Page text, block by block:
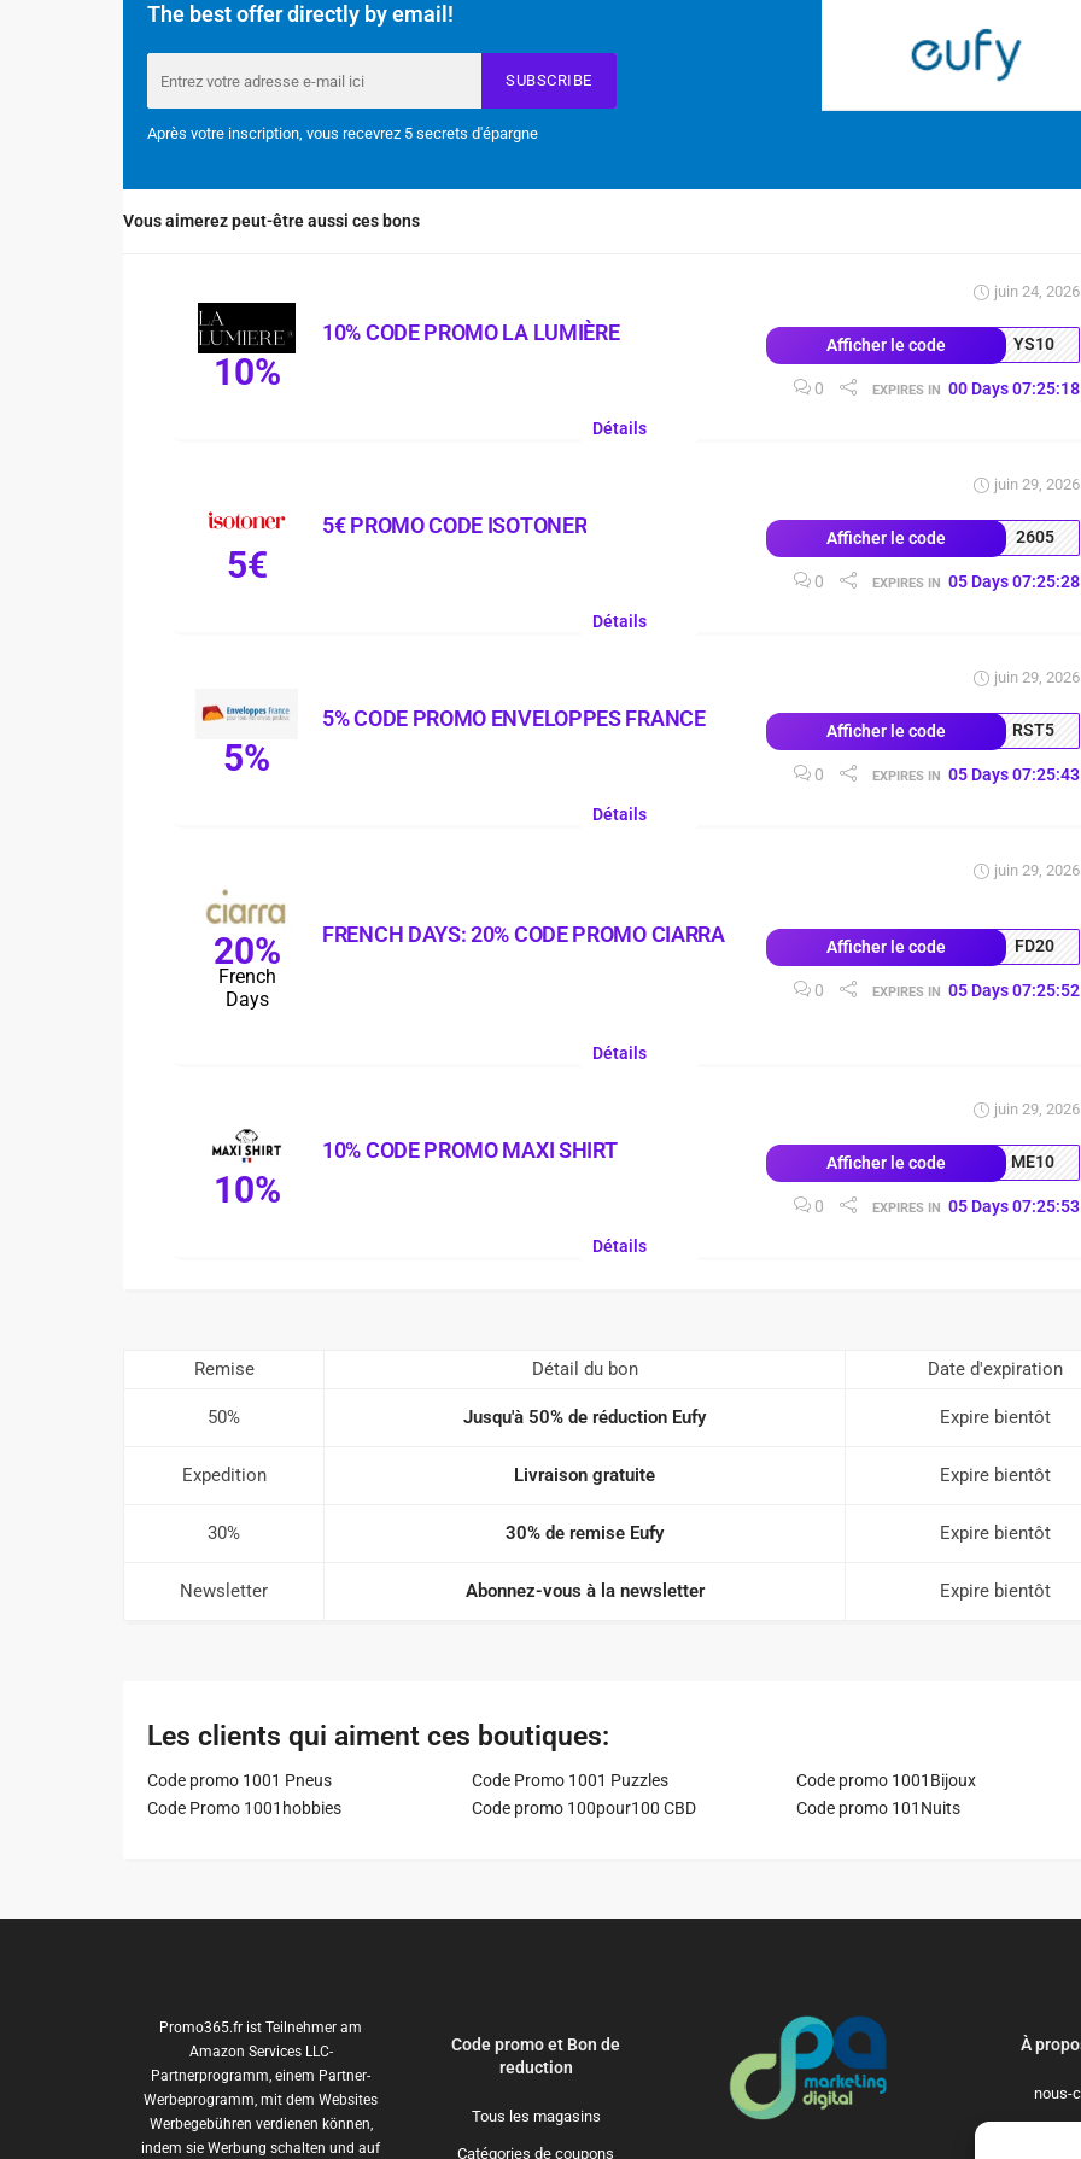
The best offer directly by email!
SUBSCRIBE
Après votre inscription, vous recevrez 5 secrets d'épargne
Vous aimerez peut-être aussi ces bons
10%
10% CODE PROMO LA LUMIÈRE
juin 24, 2026
Afficher le code YS10
0 EXPIRES IN 00 Days 07:25:17
Détails
5€
5€ PROMO CODE ISOTONER
juin 29, 2026
Afficher le code 2605
0 EXPIRES IN 05 Days 07:25:27
Détails
5%
5% CODE PROMO ENVELOPPES FRANCE
juin 29, 2026
Afficher le code RST5
0 EXPIRES IN 05 Days 07:25:42
Détails
20%
French
Days
FRENCH DAYS: 20% CODE PROMO CIARRA
juin 29, 2026
Afficher le code FD20
0 EXPIRES IN 05 Days 07:25:51
Détails
10%
10% CODE PROMO MAXI SHIRT
juin 29, 2026
Afficher le code ME10
0 EXPIRES IN 05 Days 07:25:52
Détails
Remise Détail du bon Date d'expiration
50% Jusqu'à 50% de réduction Eufy Expire bientôt
Expedition Livraison gratuite Expire bientôt
30% 30% de remise Eufy Expire bientôt
Newsletter Abonnez-vous à la newsletter Expire bientôt
Les clients qui aiment ces boutiques:
Code promo 1001 Pneus Code Promo 1001 Puzzles
Code promo 1001Bijoux
Code Promo 1001hobbies
Code promo 100pour100 CBD Code promo 101Nuits
Promo365.fr ist Teilnehmer am
Amazon Services LLC-
Partnerprogramm, einem Partner-
Werbeprogramm, mit dem Websites
Werbegebühren verdienen können,
indem sie Werbung schalten und auf
Code promo et Bon de
reduction
Tous les magasins
Catégories de coupons
À
nous-